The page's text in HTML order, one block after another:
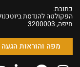
כתובת:
הפקולטה להנדסת
חיפה, 3200003
מפה והוראות הגעה